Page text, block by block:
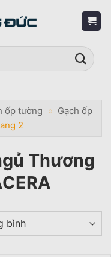
ốp tường » Gạch ốp
2
Thương